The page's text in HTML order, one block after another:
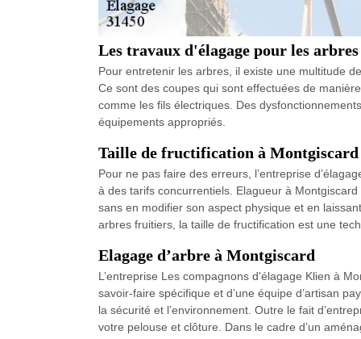
Les travaux d'élagage pour les
Pour entretenir les arbres, il existe une multitude
Ce sont des coupes qui sont effectuées de
comme les fils électriques. Des
équipements appropriés.
Taille de fructification à Montgiscard
Pour ne pas faire des erreurs, l’entreprise
à des tarifs concurrentiels. Elagueur à
sans en modifier son aspect physique et en
arbres fruitiers, la taille de fructification est une
Elagage d’arbre à Montgiscard
L’entreprise Les compagnons d'élagage Klien à
savoir-faire spécifique et d’une équipe d’artisan
la sécurité et l’environnement. Outre le fait
votre pelouse et clôture. Dans le cadre d’un